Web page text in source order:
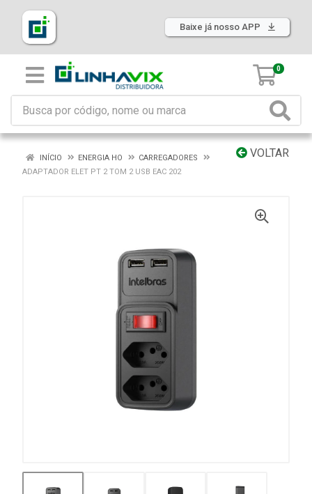
Baixe já nosso APP
0
VOLTAR
INÍCIO ENERGIA HO
CARREGADORES
ADAPTADOR ELET PT 2 TOM 2 USB EAC 202